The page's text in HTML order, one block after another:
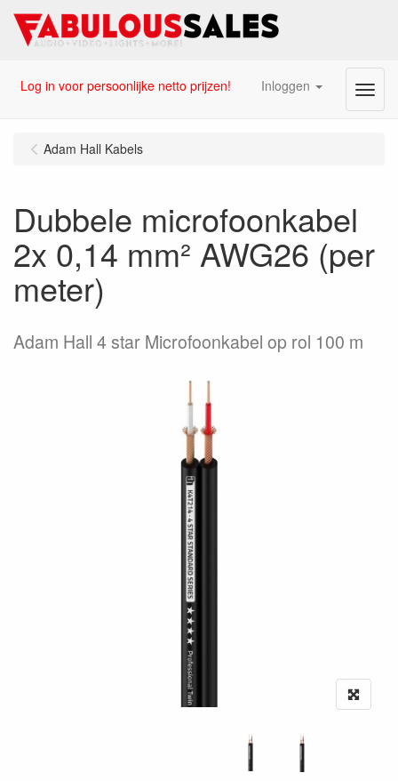
Log in voor persoonlijke netto prijzen! Inloggen Menu
Adam Hall Kabels
Dubbele microfoonkabel
2x 0,14 mm² AWG26 (per
meter)
Adam Hall 4 star Microfoonkabel op rol 100 m